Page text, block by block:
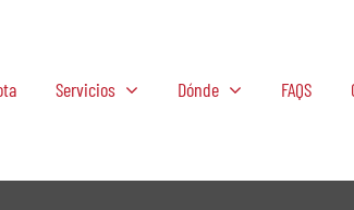
Servicios Dónde FAQS